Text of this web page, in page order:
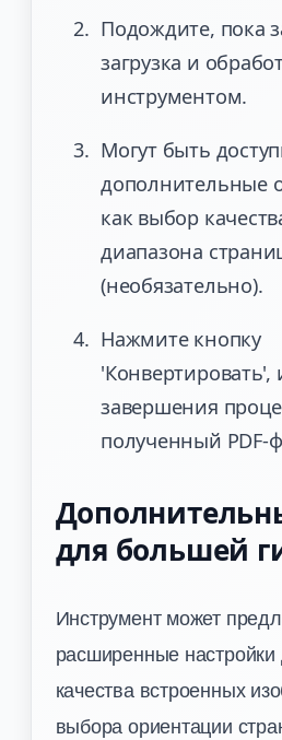
Подождите, пока
загрузка и
инструментом.
Могут быть
дополнительные
как выбор
диапазона
(необязательно).
Нажмите кнопку
'Конвертировать',
завершения
полученный PDF-
для большей
Инструмент может
расширенные настройки
качества встроенных
выбора ориентации